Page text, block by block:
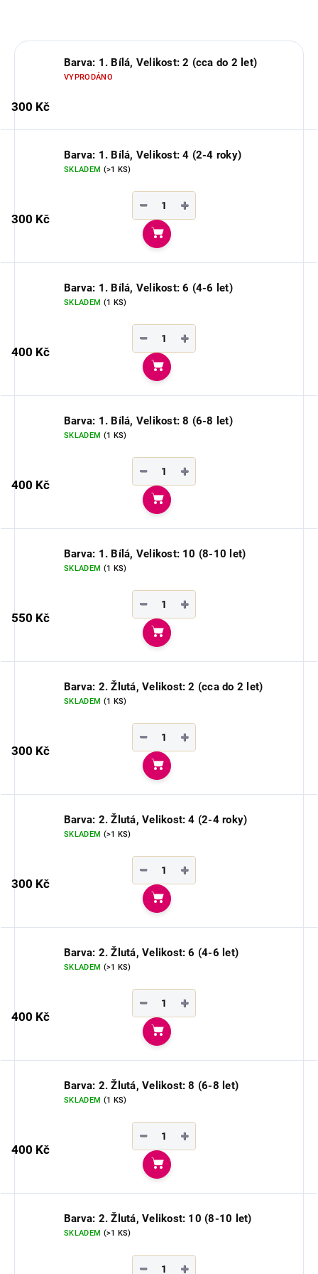
Barva: 1. Bílá, Velikost: 2 (cca do 2 let)
VYPRODÁNO
300 Kč
Barva: 1. Bílá, Velikost: 4 (2-4 roky)
SKLADEM (>1 KS)
300 Kč
+
−
Do košíku
Barva: 1. Bílá, Velikost: 6 (4-6 let)
SKLADEM (1 KS)
400 Kč
+
−
Do košíku
Barva: 1. Bílá, Velikost: 8 (6-8 let)
SKLADEM (1 KS)
400 Kč
+
−
Do košíku
Barva: 1. Bílá, Velikost: 10 (8-10 let)
SKLADEM (1 KS)
550 Kč
+
−
Do košíku
Barva: 2. Žlutá, Velikost: 2 (cca do 2 let)
SKLADEM (1 KS)
300 Kč
+
−
Do košíku
Barva: 2. Žlutá, Velikost: 4 (2-4 roky)
SKLADEM (>1 KS)
300 Kč
+
−
Do košíku
Barva: 2. Žlutá, Velikost: 6 (4-6 let)
SKLADEM (>1 KS)
400 Kč
+
−
Do košíku
Barva: 2. Žlutá, Velikost: 8 (6-8 let)
SKLADEM (1 KS)
400 Kč
+
−
Do košíku
Barva: 2. Žlutá, Velikost: 10 (8-10 let)
SKLADEM (>1 KS)
+
−